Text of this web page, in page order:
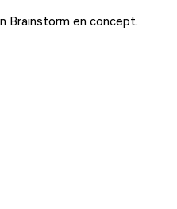
Brainstorm en concept.